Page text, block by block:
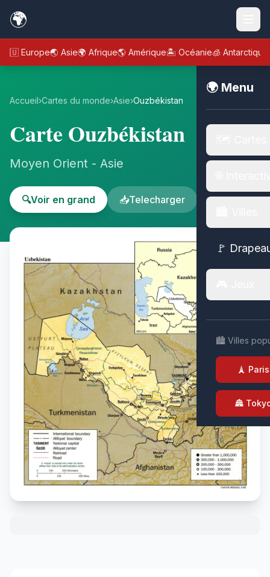
🌍
🇪🇺 Europe🌏 Asie🌍 Afrique🌎 Amérique🏝️ Océanie🧊 Antarctique
🌍 Menu
🚩
🏙️ Villes
🗼 Paris
🏯
Accueil›Cartes du monde›Asie›Ouzbékistan
Carte Ouzbékistan
Moyen Orient - Asie
🔍Voir en grand 📥Telecharger